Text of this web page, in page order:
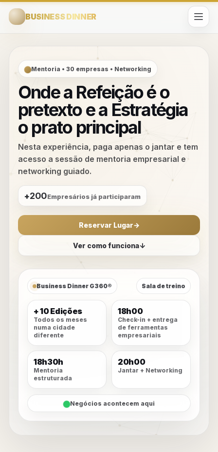
A preparar a experiência…
BUSINESS DINNER
Mentoria • 30 empresas • Networking
Onde a Refeição é o
pretexto e a Estratégia
o prato principal
Nesta experiência, paga apenas o jantar e tem
acesso a sessão de mentoria empresarial e
networking guiado.
+200Empresários já participaram
Reservar Lugar→
Ver como funciona↓
Business Dinner G360® Sala de treino
+ 10 Edições
Todos os meses
numa cidade
diferente
18h00
Check-in + entrega
de ferramentas
empresariais
18h30h
Mentoria
estruturada
20h00
Jantar + Networking
Negócios acontecem aqui